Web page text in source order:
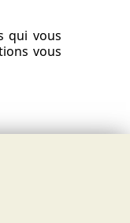
qui vous
vous